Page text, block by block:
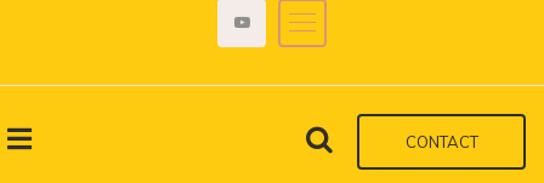
CONTACT